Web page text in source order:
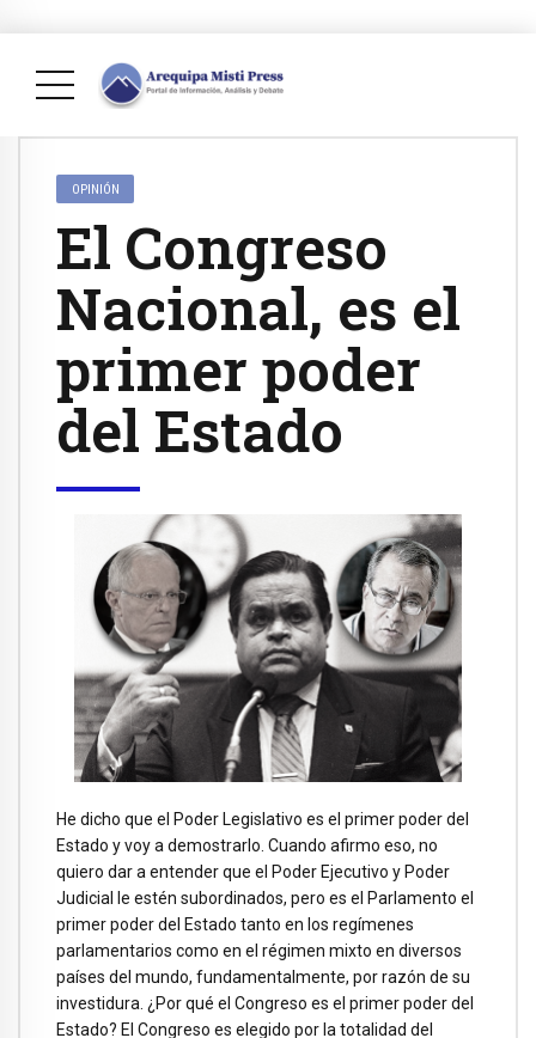
OPINIÓN
El Congreso
Nacional, es el
primer poder
del Estado
He dicho que el Poder Legislativo es el primer poder del
Estado y voy a demostrarlo. Cuando afirmo eso, no
quiero dar a entender que el Poder Ejecutivo y Poder
Judicial le estén subordinados, pero es el Parlamento el
primer poder del Estado tanto en los regímenes
parlamentarios como en el régimen mixto en diversos
países del mundo, fundamentalmente, por razón de su
investidura. ¿Por qué el Congreso es el primer poder del
Estado? El Congreso es elegido por la totalidad del